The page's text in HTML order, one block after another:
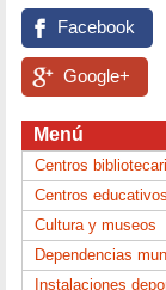
Facebook
Google+
Menú
Centros
Centros educativos
Cultura y museos
Dependencias
Instalaciones